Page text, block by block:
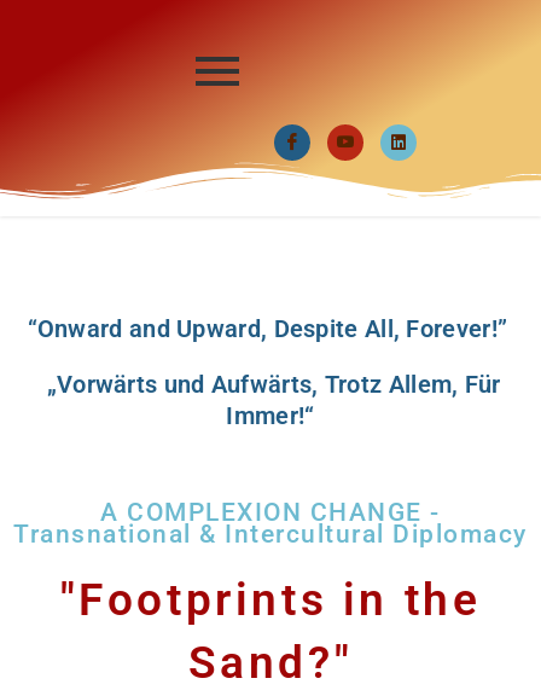
“Onward and Upward, Despite All, Forever!”
„Vorwärts und Aufwärts, Trotz Allem, Für
Immer!“
A COMPLEXION CHANGE -
Transnational & Intercultural Diplomacy
"Footprints in the
Sand?"